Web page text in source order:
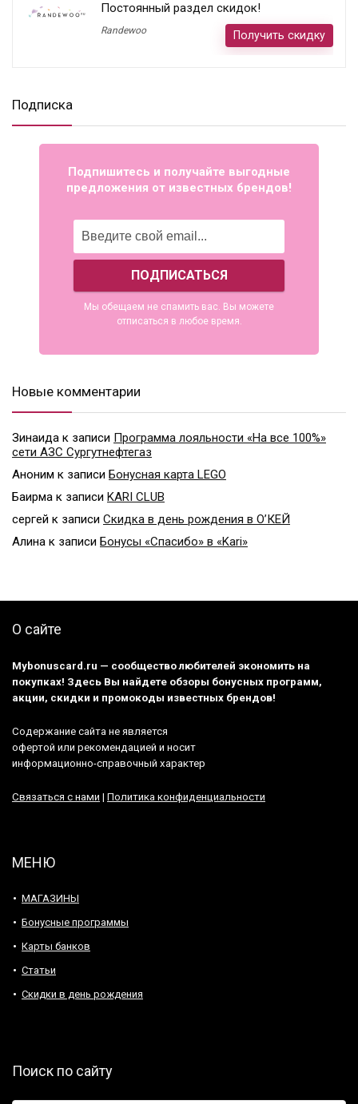
Постоянный раздел скидок!
Randewoo Получить скидку
Подписка
Подпишитесь и получайте выгодные
предложения от известных брендов!
Мы обещаем не спамить вас. Вы можете
отписаться в любое время.
Новые комментарии
Зинаида к записи Программа лояльности «На все 100%»
сети АЗС Сургутнефтегаз
Аноним к записи Бонусная карта LEGO
Баирма к записи KARI CLUB
сергей к записи Скидка в день рождения в О’КЕЙ
Алина к записи Бонусы «Спасибо» в «Kari»
О сайте
Mybonuscard.ru — cообщество любителей экономить на
покупках! Здесь Вы найдете обзоры бонусных программ,
акции, скидки и промокоды известных брендов!
Содержание сайта не является
офертой или рекомендацией и носит
информационно-справочный характер
Связаться с нами | Политика конфиденциальности
МЕНЮ
МАГАЗИНЫ
Бонусные программы
Карты банков
Статьи
Скидки в день рождения
Поиск по сайту